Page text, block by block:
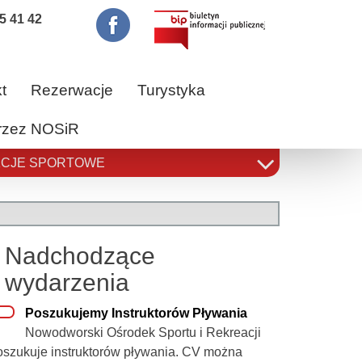
41 42
Rezerwacje Turystyka
NOSiR
SPORTOWE
Nadchodzące
wydarzenia
Poszukujemy Instruktorów Pływania
Nowodworski Ośrodek Sportu i Rekreacji
instruktorów pływania. CV można